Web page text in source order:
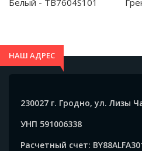
Белый - TB7604S101
НАШ АДРЕС
230027 г. Гродно, ул. Лизы
УНП 591006338
Расчетный счет: